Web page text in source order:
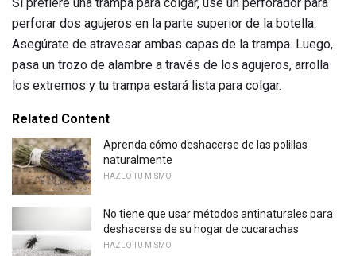
Si prefiere una trampa para colgar, use un perforador para
perforar dos agujeros en la parte superior de la botella.
Asegúrate de atravesar ambas capas de la trampa. Luego,
pasa un trozo de alambre a través de los agujeros, arrolla
los extremos y tu trampa estará lista para colgar.
Related Content
Aprenda cómo deshacerse de las polillas
naturalmente
HAZLO TU MISMO
No tiene que usar métodos antinaturales para
deshacerse de su hogar de cucarachas
HAZLO TU MISMO